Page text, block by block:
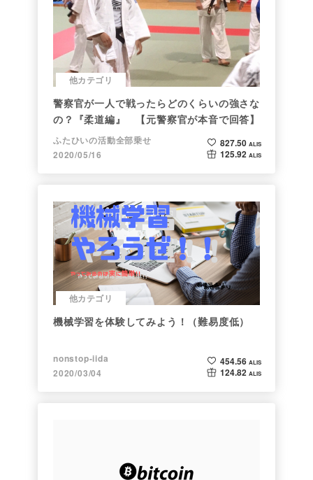
他カテゴリ
警察官が一人で戦ったらどのくらいの強さな
の？『柔道編』 【元警察官が本音で回答】
ふたひいの活動全部乗せ
2020/05/16
827.50 ALIS
125.92 ALIS
他カテゴリ
機械学習を体験してみよう！（難易度低）
nonstop-iida
2020/03/04
454.56 ALIS
124.82 ALIS